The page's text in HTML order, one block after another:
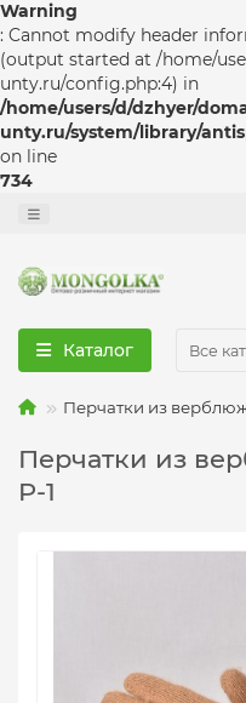
Warning
: Cannot modify header
(output started at /home/
unty.ru/config.php:4) in
/home/users/d/dzhyer/
unty.ru/system/library/
on line
734
Каталог Все
Перчатки из
Перчатки из
P-1